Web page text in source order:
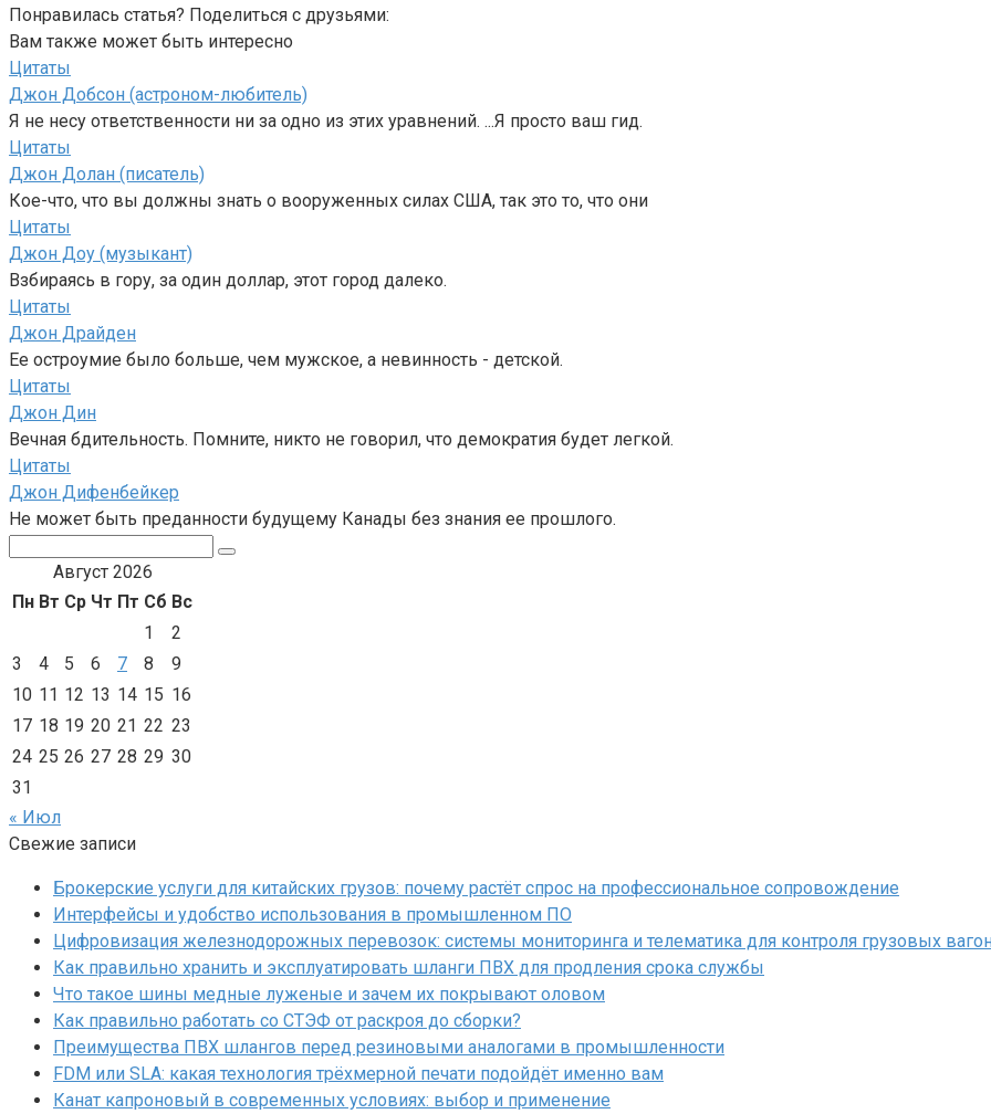
Понравилась статья? Поделиться с друзьями:
Вам также может быть интересно
Цитаты
Джон Добсон (астроном-любитель)
Я не несу ответственности ни за одно из этих уравнений. ...Я просто ваш гид.
Цитаты
Джон Долан (писатель)
Кое-что, что вы должны знать о вооруженных силах США, так это то, что они
Цитаты
Джон Доу (музыкант)
Взбираясь в гору, за один доллар, этот город далеко.
Цитаты
Джон Драйден
Ее остроумие было больше, чем мужское, а невинность - детской.
Цитаты
Джон Дин
Вечная бдительность. Помните, никто не говорил, что демократия будет легкой.
Цитаты
Джон Дифенбейкер
Не может быть преданности будущему Канады без знания ее прошлого.
Август 2026
Пн Вт Ср Чт Пт Сб Вс
1
2
3
4 5 6 7 8
9
10 11 12 13 14 15 16
17 18 19 20 21 22 23
24 25 26 27 28 29 30
31
« Июл
Свежие записи
Брокерские услуги для китайских грузов: почему растёт спрос на профессиональное сопровождение
Интерфейсы и удобство использования в промышленном ПО
Цифровизация железнодорожных перевозок: системы мониторинга и телематика для контроля грузовых
Как правильно хранить и эксплуатировать шланги ПВХ для продления срока службы
Что такое шины медные луженые и зачем их покрывают оловом
Как правильно работать со СТЭФ от раскроя до сборки?
Преимущества ПВХ шлангов перед резиновыми аналогами в промышленности
FDM или SLA: какая технология трёхмерной печати подойдёт именно вам
Канат капроновый в современных условиях: выбор и применение